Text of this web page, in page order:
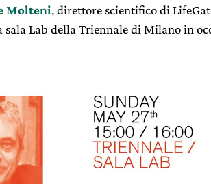
Molteni, direttore scientifico di
sala Lab della Triennale di Milano in